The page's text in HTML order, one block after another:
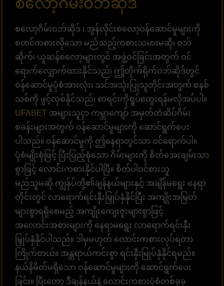
စလော့ဂိမ်းဝဘ်ဆိုဒ် ၊ အွန်လိုင်းစလော့ဝန်ဆောင်မှုများကို
စတင်ကစားလိုသော မည်သည့်ကစားသမားမဆို၊ ဝဘ်
ဆိုက်၊ ယူဆန်စလော့များတွင် အဖွဲ့ဝင်ခြင်းအတွက် ဝင်
ရောက်လျှောက်ထားနိုင်သည်၊ ဤတိုက်ရိုက်ဝဘ်ဆိုဒ်တွင်
ဝန်ဆောင်မှုပုံစံအားလုံး၊ သင်အသုံးပြုသူတိုင်းအတွက် စနစ်
သစ်ကို ဖွင့်လှစ်နိုင်သည်၊ စာရင်းကိုရှုပ်ထွေးရန်မလိုအပ်ပါ။
UFABET အများသူငှာ ကမ္ဘာကျော် အမှတ်တံဆိပ်ဂိမ်း
စခန်းများအတွက် ဝန်ဆောင်မှုများကို ဆောင်ရွက်ပေး
ပါသည်။ ဝန်ဆောင်မှုကို ဤနေရာတွင်သာ ဝင်ရောက်ပါ။
ပုံစံမျိုးစုံဖြင့် ပြီးပြည့်စုံသော ဂိမ်းများကို စိတ်အေးချမ်းသာ
စွာဖြင့် လောင်းကစားနိုင်ပါပြီ။ စိတ်ပါဝင်စားသူ
မည်သူမဆို ကျွန်ုပ်တို့၏ချန်နယ်များနှင့် အချိန်မရွေး နေရာ
တိုင်းတွင် လာရောက်ရင်းနှီးမြှုပ်နှံနိုင်ပြီး အကျိုးအမြတ်
များစွာရရှိစေမည့် အကျိုးကျေးဇူးများစွာဖြင့်
အလောင်းအစားများကို နေရာမရွေး လာရောက်ရင်းနှီး
မြှုပ်နှံနိုင်ပါသည်။ ဒါမှမဟုတ် လောင်းကစားလုပ်ရတာ
ကြိုက်တယ်။ အန္တရာယ်ကင်းစွာ ရင်းနှီးမြုပ်နှံနိုင်ရမည်။
နယ်နိမိတ်မရှိသော ဝန်ဆောင်မှုများကို ဆောင်ရွက်ပေး
ခြင်း။ ပြီးတော့ ဒီချန်နယ်နဲ့ လောင်းကစားပုံစံတစ်ခုခု